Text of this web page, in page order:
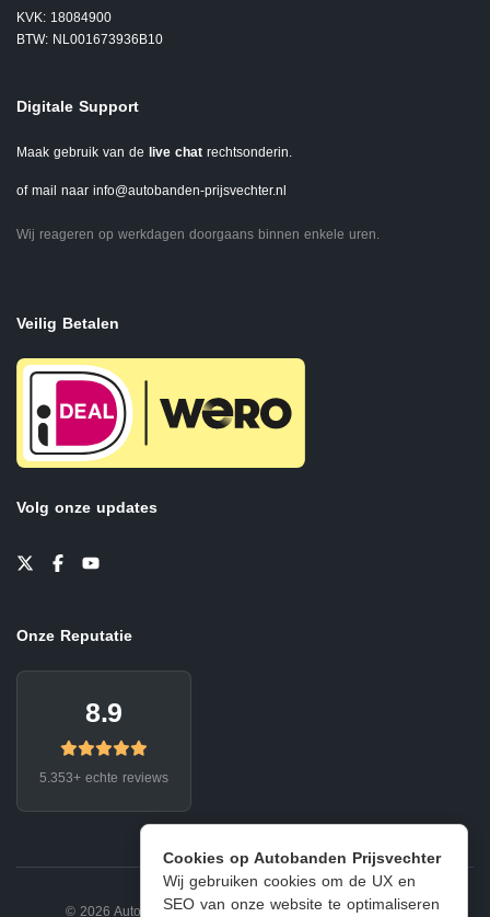
Cookies op Autobanden Prijsvechter
Wij gebruiken cookies om de UX en
SEO van onze website te optimaliseren
KVK: 18084900
BTW: NL001673936B10
Digitale Support
Maak gebruik van de live chat rechtsonderin.
of mail naar info@autobanden-prijsvechter.nl
Wij reageren op werkdagen doorgaans binnen enkele uren.
Veilig Betalen
Volg onze updates
Onze Reputatie
8.9
5.353+ echte reviews
© 2026 Autobanden Prijsvechter. Privacy | Voorwaarden